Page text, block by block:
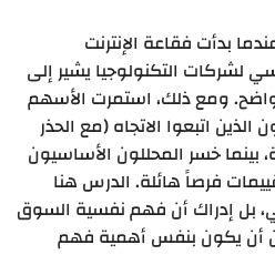
في أوائل عام 2000، عندما بدأت فقاعة الإنترنت
لشركات التكنولوجيا يشير إلى
ومع ذلك، استمرت الأسهم
الذين اتبعوا الاتجاه (مع الحذر
بينما خسر المحللون الأساسيون
فرصاً هائلة. الدرس هنا
بل إدراك أن فهم نفسية السوق
أن يكون بنفس أهمية فهم